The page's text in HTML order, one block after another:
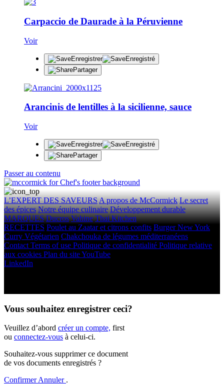
Carpaccio de Daurade à la Péruvienne
Voir
Enregistrer
Enregistré
Partager
Arancinis de lentilles à la sicilienne, sauce
Voir
Enregistrer
Enregistré
Partager
Passer au contenu
L’EXPERT DES SAVEURSA propos de McCormick Le secret
des épices Notre équipe culinaire Développement durable
MARQUES Ducros Vahine Thai Kitchen
RECETTES Poulet au Zaatar et citrons confits Burger New York
Curry Végétarien Chakchouka de légumes méditerranéens
Contact Terms of use Politique de confidentialité Politique relative
aux cookies Plan du siteYouTube
LinkedIn
Vous souhaitez enregistrer ceci?
Veuillez d’abord créer un compte, first
ou connectez-vous à celui-ci.
Souhaitez-vous supprimer ce document
de vos documents enregistrés ?
ConfirmerAnnuler .